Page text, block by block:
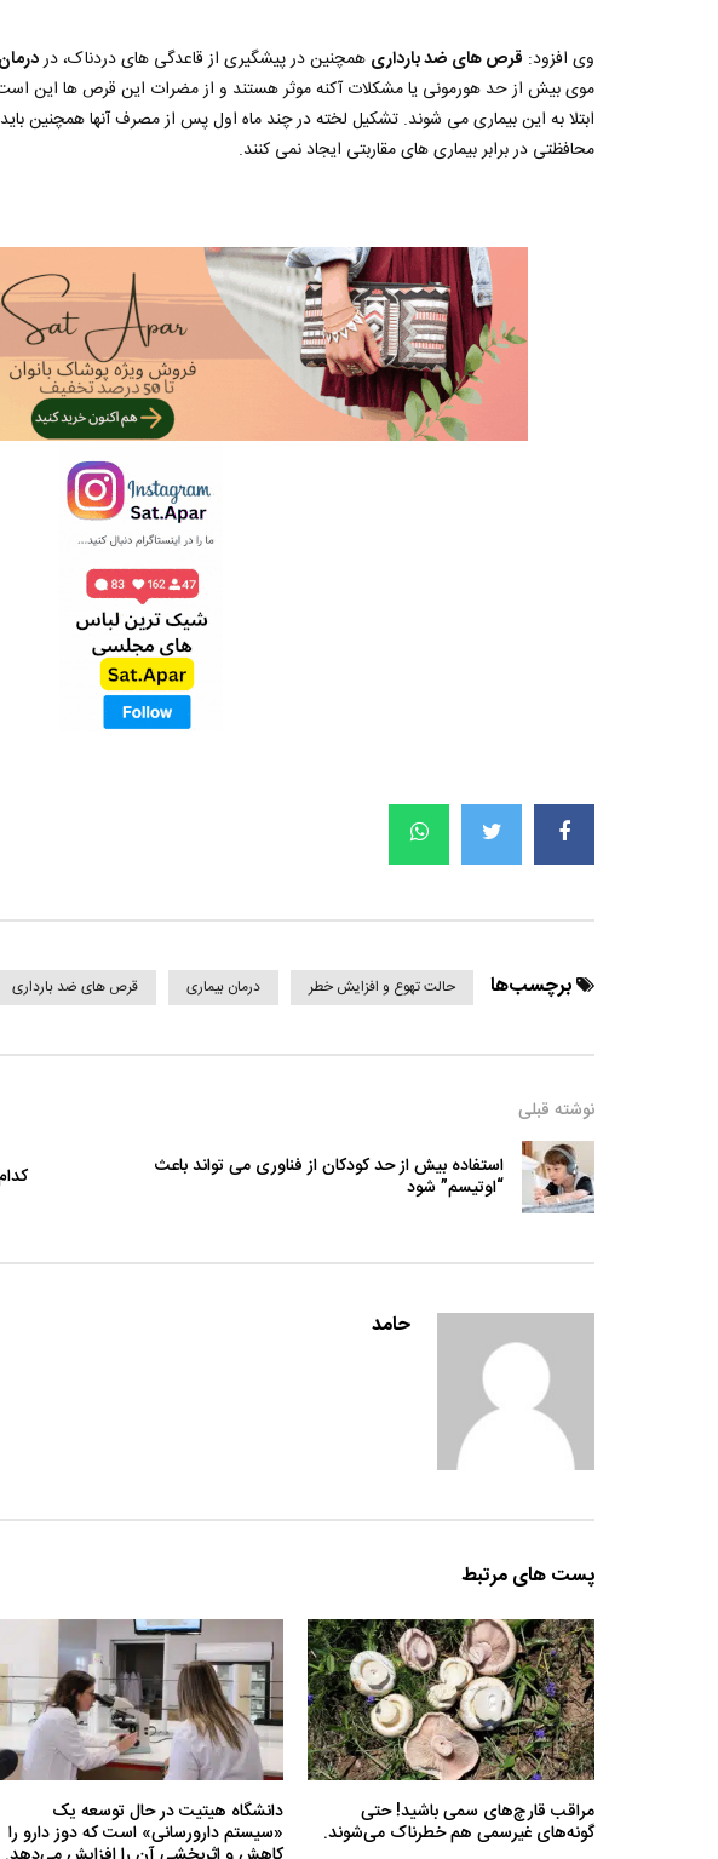
وی افزود: قرص های ضد بارداری همچنین در پیشگیری از قاعدگی های دردناک، در
موی بیش از حد هورمونی یا مشکلات آکنه موثر هستند و از مضرات این قرص ها این
ابتلا به این بیماری می شوند. تشکیل لخته در چند ماه اول پس از مصرف آنها همچنین
محافظتی در برابر بیماری های مقاربتی ایجاد نمی کنند.
برچسب‌ها حالت تهوع و افزایش خطر درمان بیماری قرص های ضد بارداری
نوشته قبلی
استفاده بیش از حد کودکان از فناوری می تواند باعث
“اوتیسم” شود
حامد
پست های مرتبط
مراقب قارچ‌های سمی باشید! حتی
گونه‌های غیرسمی هم خطرناک می‌شوند.
دانشگاه هیتیت در حال توسعه یک
«سیستم دارورسانی» است که دوز دارو را